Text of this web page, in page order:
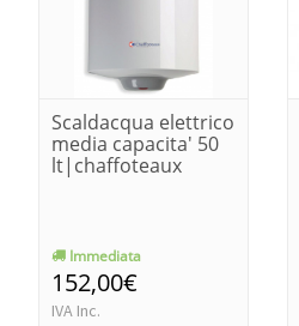
Scaldacqua elettrico
media capacita' 50
lt|chaffoteaux
Immediata
152,00€
IVA Inc.